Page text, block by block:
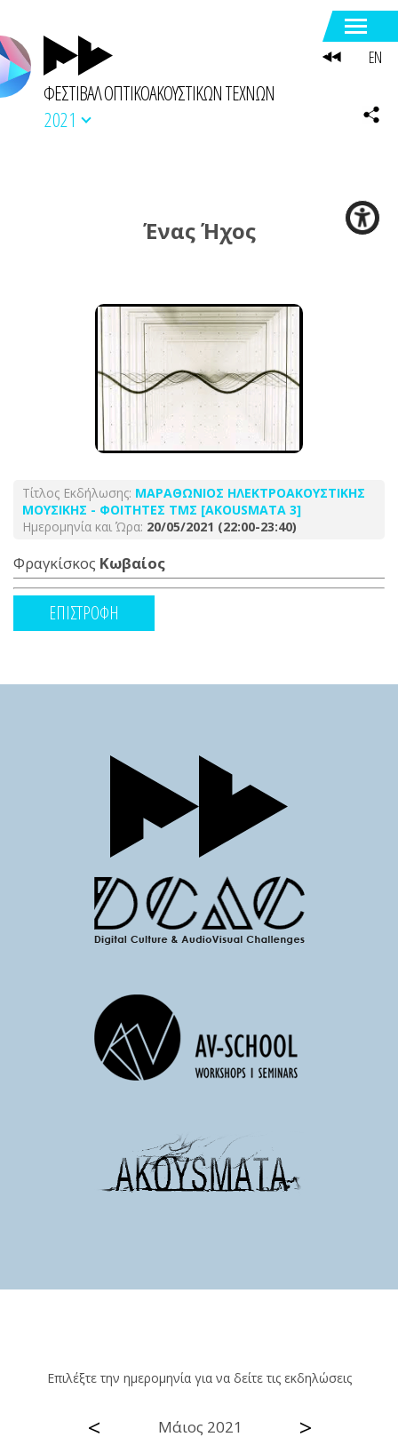
ΦΕΣΤΙΒΑΛ ΟΠΤΙΚΟΑΚΟΥΣΤΙΚΩΝ ΤΕΧΝΩΝ
2021
Ένας Ήχος
Τίτλος Εκδήλωσης: ΜΑΡΑΘΩΝΙΟΣ ΗΛΕΚΤΡΟΑΚΟΥΣΤΙΚΗΣ
ΜΟΥΣΙΚΗΣ - ΦΟΙΤΗΤΕΣ ΤΜΣ [AKOUSMATA 3]
Ημερομηνία και Ώρα: 20/05/2021 (22:00-23:40)
Φραγκίσκος Κωβαίος
ΕΠΙΣΤΡΟΦΗ
Επιλέξτε την ημερομηνία για να δείτε τις εκδηλώσεις
< Μάιος 2021 >
EN